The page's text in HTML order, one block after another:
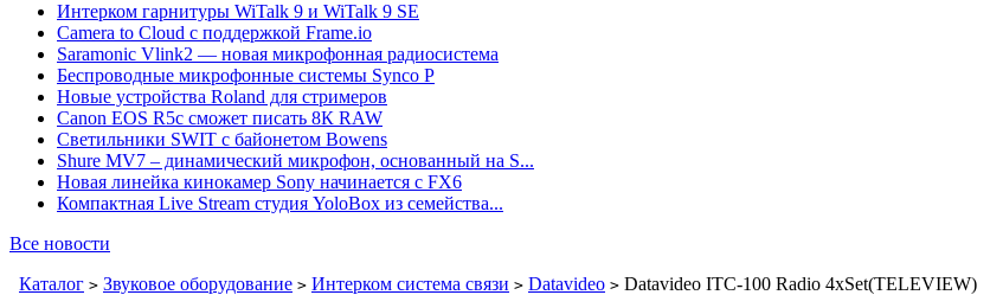
Интерком гарнитуры WiTalk 9 и WiTalk 9 SE
Camera to Cloud с поддержкой Frame.io
Saramonic Vlink2 — новая микрофонная радиосистема
Беспроводные микрофонные системы Synco P
Новые устройства Roland для стримеров
Canon EOS R5c сможет писать 8К RAW
Светильники SWIT с байонетом Bowens
Shure MV7 – динамический микрофон, основанный на S...
Новая линейка кинокамер Sony начинается с FX6
Компактная Live Stream студия YoloBox из семейства...
Все новости
Каталог > Звуковое оборудование > Интерком система связи > Datavideo > Datavideo ITC-100 Radio 4xSet(TELEVIEW)